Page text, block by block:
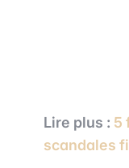
Lire plus : 5
scandales